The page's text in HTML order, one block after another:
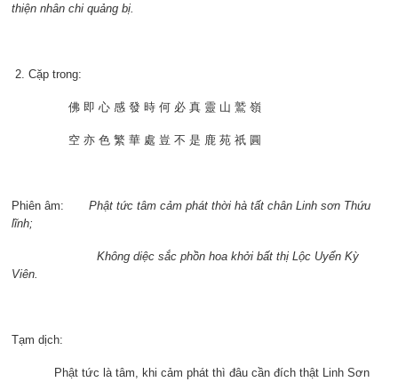
thiện nhân chi quảng bị.
2. Cặp trong:
佛 即 心 感 發 時 何 必 真 靈 山 鷲 嶺
空 亦 色 繁 華 處 豈 不 是 鹿 苑 祇 圓
Phiên âm: Phật tức tâm cảm phát thời hà tất chân Linh sơn Thứu
lĩnh;
Không diệc sắc phồn hoa khởi bất thị Lộc Uyển Kỳ
Viên.
Tạm dịch:
Phật tức là tâm, khi cảm phát thì đâu cần đích thật Linh Sơn